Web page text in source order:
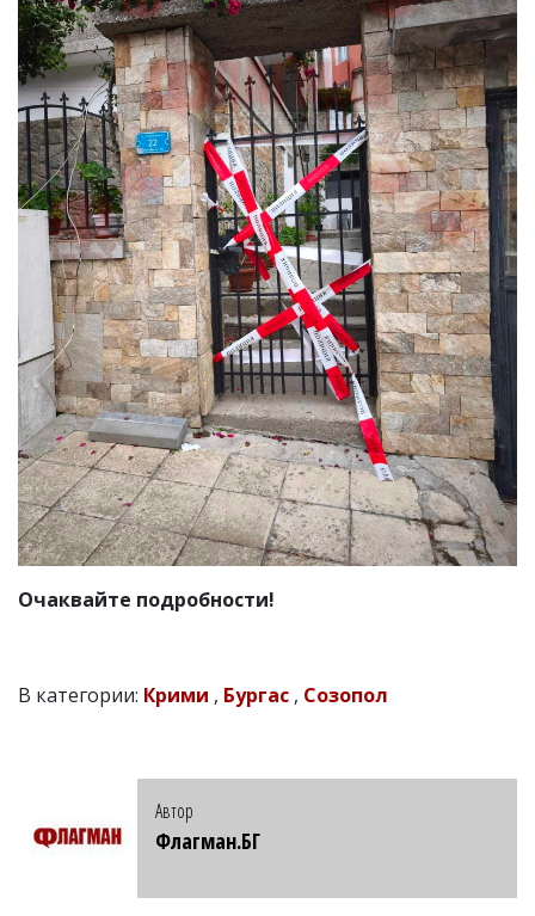
Очаквайте подробности!
В категории: Крими , Бургас , Созопол
Автор
Флагман.БГ